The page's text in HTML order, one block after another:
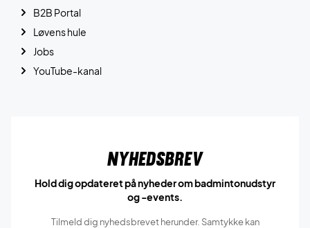
B2B Portal
Løvens hule
Jobs
YouTube-kanal
Nyhedsbrev
Hold dig opdateret på nyheder om badmintonudstyr
og -events.
Tilmeld dig nyhedsbrevet herunder. Samtykke kan